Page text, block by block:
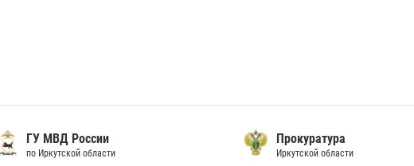
ГУ МВД России
по Иркутской области
Прокуратура
Иркутской области